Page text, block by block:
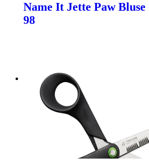
Name It Jette Paw
98